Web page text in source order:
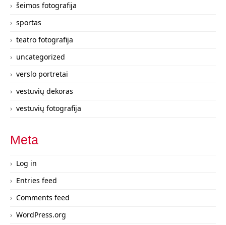
šeimos fotografija
sportas
teatro fotografija
uncategorized
verslo portretai
vestuvių dekoras
vestuvių fotografija
Meta
Log in
Entries feed
Comments feed
WordPress.org